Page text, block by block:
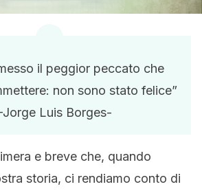
il peggior peccato che
non sono stato felice”
Jorge Luis Borges-
e breve che, quando
storia, ci rendiamo conto di